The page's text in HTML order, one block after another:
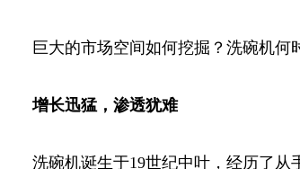
巨大的市场空间如何挖掘？洗碗机何
增长迅猛，渗透犹难
洗碗机诞生于19世纪中叶，经历了从手